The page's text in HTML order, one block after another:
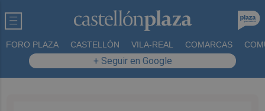
FORO PLAZA CASTELLÓN VILA-REAL COMARCAS
+ Seguir en Google